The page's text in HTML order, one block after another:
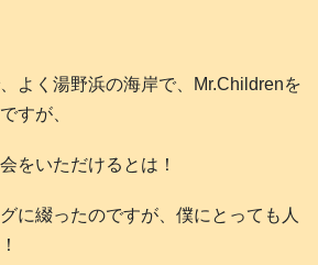
よく湯野浜の海岸で、Mr.Childrenを
すが、
をいただけるとは！
に綴ったのですが、僕にとっても人